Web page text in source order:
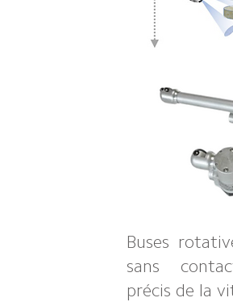
Buses
sans
précis de la